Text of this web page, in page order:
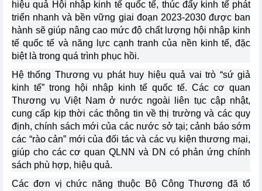
hiệu quả Hội nhập kinh tế quốc tế, thúc đẩy kinh tế phát
triển nhanh và bền vững giai đoạn 2023-2030 được ban
hành sẽ giúp nâng cao mức độ chất lượng hội nhập kinh
tế quốc tế và năng lực cạnh tranh của nền kinh tế, đặc
biệt là trong quá trình phục hồi.
Hệ thống Thương vụ phát huy hiệu quả vai trò “sứ giả
kinh tế” trong hội nhập kinh tế quốc tế. Các cơ quan
Thương vụ Việt Nam ở nước ngoài liên tục cập nhật,
cung cấp kịp thời các thông tin về thị trường và các quy
định, chính sách mới của các nước sở tại; cảnh báo sớm
các “rào cản” mới của đối tác và các vụ kiện thương mại,
giúp cho các cơ quan QLNN và DN có phản ứng chính
sách phù hợp, hiệu quả.
Các đơn vị chức năng thuộc Bộ Công Thương đã tổ